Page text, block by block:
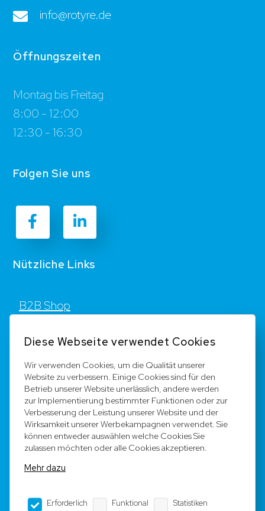
info@rotyre.de
Öffnungszeiten
Montag bis Freitag
8:00 - 12:00
12:30 - 16:30
Folgen Sie uns
Nützliche Links
B2B Shop
Registrieren
Team
Rechtliche Hinweise
Diese Webseite verwendet Cookies
Wir verwenden Cookies, um die Qualität unserer
Website zu verbessern. Einige Cookies sind für den
Betrieb unserer Website unerlässlich, andere werden
zur Implementierung bestimmter Funktionen oder zur
Verbesserung der Leistung unserer Website und der
Wirksamkeit unserer Werbekampagnen verwendet. Sie
können entweder auswählen welche Cookies Sie
zulassen möchten oder alle Cookies akzeptieren.
Mehr dazu
Erforderlich Funktional Statistiken